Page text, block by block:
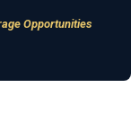
Opportunities